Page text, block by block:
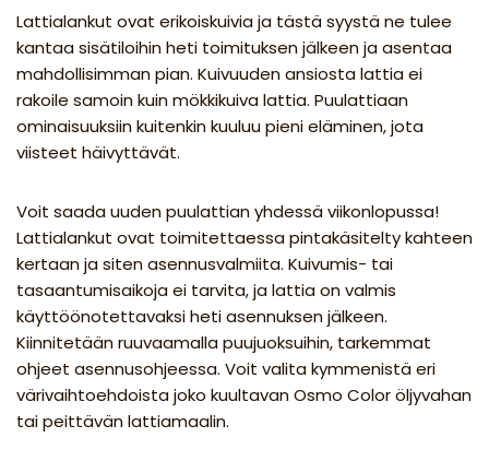
Lattialankut ovat erikoiskuivia ja tästä syystä ne tulee
kantaa sisätiloihin heti toimituksen jälkeen ja asentaa
mahdollisimman pian. Kuivuuden ansiosta lattia ei
rakoile samoin kuin mökkikuiva lattia. Puulattiaan
ominaisuuksiin kuitenkin kuuluu pieni eläminen, jota
viisteet häivyttävät.
Voit saada uuden puulattian yhdessä viikonlopussa!
Lattialankut ovat toimitettaessa pintakäsitelty kahteen
kertaan ja siten asennusvalmiita. Kuivumis- tai
tasaantumisaikoja ei tarvita, ja lattia on valmis
käyttöönotettavaksi heti asennuksen jälkeen.
Kiinnitetään ruuvaamalla puujuoksuihin, tarkemmat
ohjeet asennusohjeessa. Voit valita kymmenistä eri
värivaihtoehdoista joko kuultavan Osmo Color öljyvahan
tai peittävän lattiamaalin.